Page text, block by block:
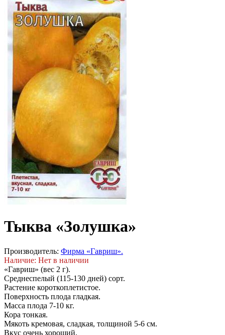
Тыква «Золушка»
Производитель: Фирма «Гавриш».
Наличие: Нет в наличии
«Гавриш» (вес 2 г).
Среднеспелый (115-130 дней) сорт.
Растение короткоплетистое.
Поверхность плода гладкая.
Масса плода 7-10 кг.
Кора тонкая.
Мякоть кремовая, сладкая, толщиной 5-6 см.
Вкус очень хороший.